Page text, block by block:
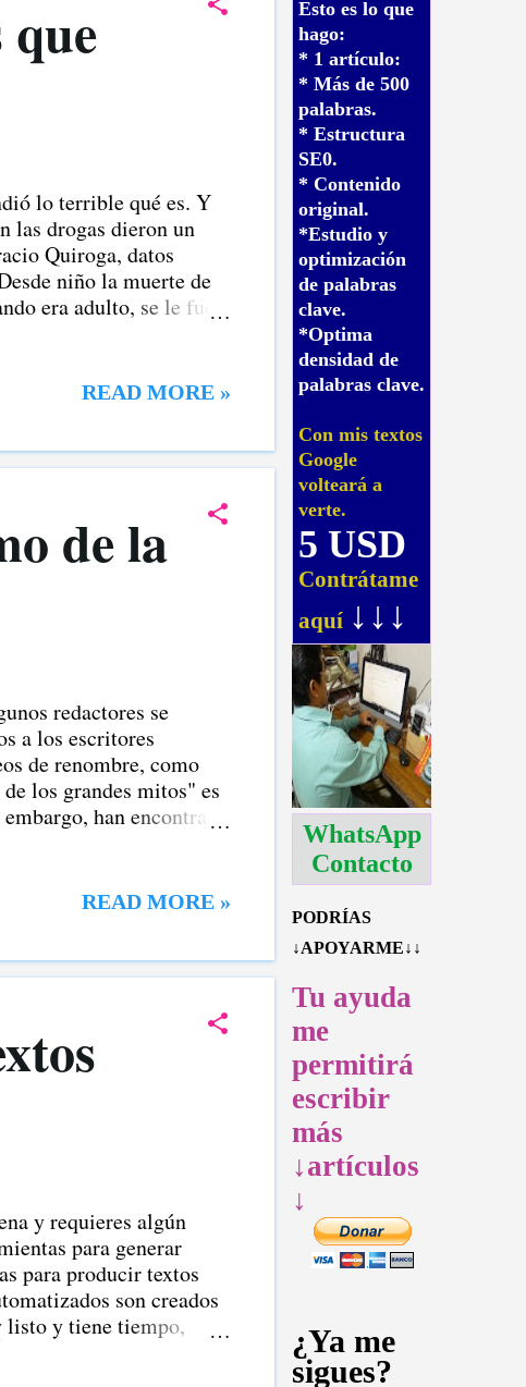
Esto es lo que
hago:
* 1 artículo:
* Más de 500
palabras.
* Estructura
SE0.
* Contenido
original.
*Estudio y
optimización
de palabras
clave.
*Optima
densidad de
palabras clave.
Con mis textos
Google
volteará a
verte.
5 USD
Contrátame
aquí ↓↓↓
WhatsApp
Contacto
PODRÍAS
↓APOYARME↓↓
Tu ayuda
me
permitirá
escribir
más
↓artículos
↓
¿Ya me
sigues?
lo terrible qué es. Y
las drogas dieron un
Quiroga, datos
niño la muerte de
era adulto, se le fue
READ MORE »
de la
redactores se
a los escritores
de renombre, como
los grandes mitos" es
han encontrado
lo que no se puede
READ MORE »
y requieres algún
para generar
para producir textos
son creados
listo y tiene tiempo,